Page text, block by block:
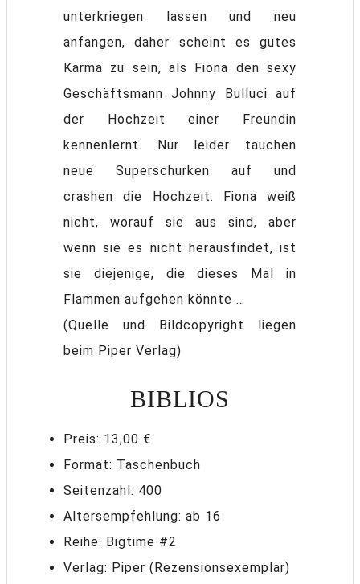
unterkriegen lassen und neu
anfangen, daher scheint es gutes
Karma zu sein, als Fiona den sexy
Geschäftsmann Johnny Bulluci auf
der Hochzeit einer Freundin
kennenlernt. Nur leider tauchen
neue Superschurken auf und
crashen die Hochzeit. Fiona weiß
nicht, worauf sie aus sind, aber
wenn sie es nicht herausfindet, ist
sie diejenige, die dieses Mal in
Flammen aufgehen könnte …
(Quelle und Bildcopyright liegen
beim Piper Verlag)
BIBLIOS
Preis: 13,00 €
Format: Taschenbuch
Seitenzahl: 400
Altersempfehlung: ab 16
Reihe: Bigtime #2
Verlag: Piper (Rezensionsexemplar)